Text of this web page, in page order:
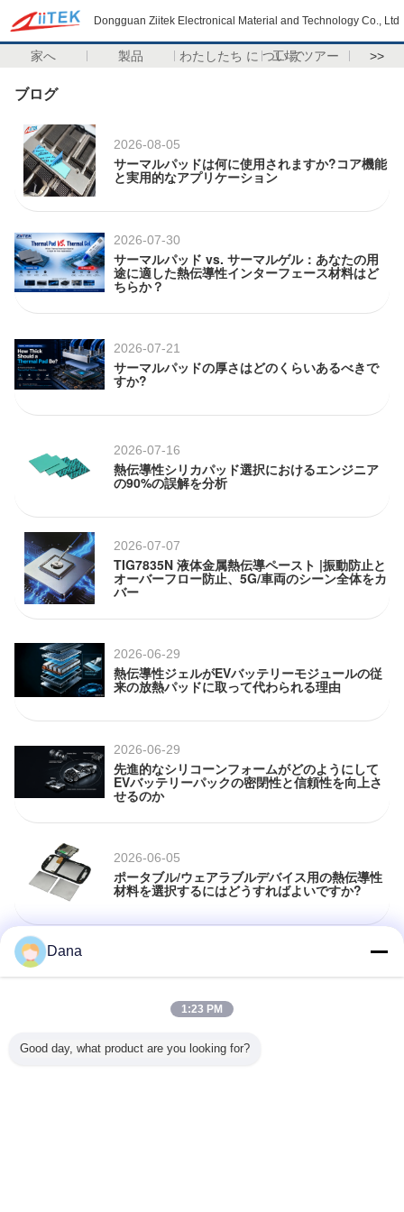
Dongguan Ziitek Electronical Material and Technology Co., Ltd
家へ 製品 わたしたち に つい て工場 ツアー >>
ブログ
2026-08-05
サーマルパッドは何に使用されますか?コア機能
と実用的なアプリケーション
2026-07-30
サーマルパッド vs. サーマルゲル：あなたの用
途に適した熱伝導性インターフェース材料はど
ちらか？
2026-07-21
サーマルパッドの厚さはどのくらいあるべきで
すか?
2026-07-16
熱伝導性シリカパッド選択におけるエンジニア
の90%の誤解を分析
2026-07-07
TIG7835N 液体金属熱伝導ペースト |振動防止と
オーバーフロー防止、5G/車両のシーン全体をカ
バー
2026-06-29
熱伝導性ジェルがEVバッテリーモジュールの従
来の放熱パッドに取って代わられる理由
2026-06-29
先進的なシリコーンフォームがどのようにして
EVバッテリーパックの密閉性と信頼性を向上さ
せるのか
2026-06-05
ポータブル/ウェアラブルデバイス用の熱伝導性
材料を選択するにはどうすればよいですか?
Ziitek Technology が COMPUTEX 2026 台北国
Dana
1:23 PM
Good day, what product are you looking for?